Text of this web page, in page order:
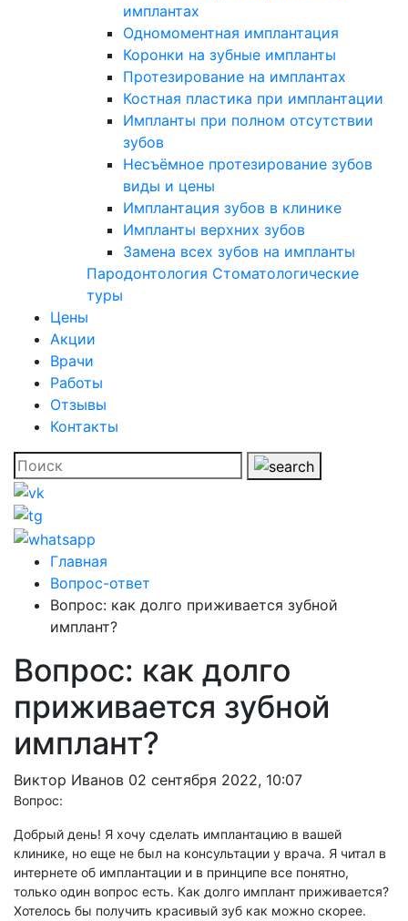
имплантах
Одномоментная имплантация
Коронки на зубные импланты
Протезирование на имплантах
Костная пластика при имплантации
Импланты при полном отсутствии
зубов
Несъёмное протезирование зубов
виды и цены
Имплантация зубов в клинике
Импланты верхних зубов
Замена всех зубов на импланты
Пародонтология Стоматологические
туры
Цены
Акции
Врачи
Работы
Отзывы
Контакты
Главная
Вопрос-ответ
Вопрос: как долго приживается зубной
имплант?
Вопрос: как долго
приживается зубной
имплант?
Виктор Иванов 02 сентября 2022, 10:07
Вопрос:
Добрый день! Я хочу сделать имплантацию в вашей
клинике, но еще не был на консультации у врача. Я читал в
интернете об имплантации и в принципе все понятно,
только один вопрос есть. Как долго имплант приживается?
Хотелось бы получить красивый зуб как можно скорее.